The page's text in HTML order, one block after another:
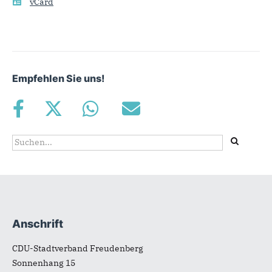
Empfehlen Sie uns!
Suchformular
Suche
Fußbereich
Anschrift
CDU-Stadtverband Freudenberg
Sonnenhang 15